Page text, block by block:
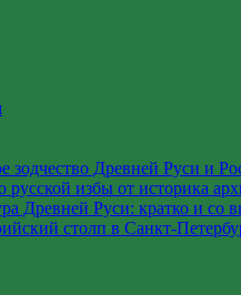
зодчество Древней Руси и
русской избы от историка
Древней Руси: кратко и со
столп в Санкт-